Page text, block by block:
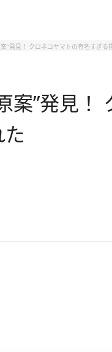
”発見！ クロネコヤマトの有名すぎ
案”発見